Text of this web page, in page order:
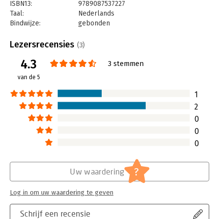
ISBN13:
9789087537227
Taal:
Nederlands
Bindwijze:
gebonden
Uitgever:
Van Haren Publishing B.V.
Verschijningsdatum:
7-3-2013
Hoofdrubriek:
Lezersrecensies (3)
4.3
van de 5
3 stemmen
1
2
0
0
0
Schrijf een recensie
Uw waardering ?
Log in om uw waardering te geven